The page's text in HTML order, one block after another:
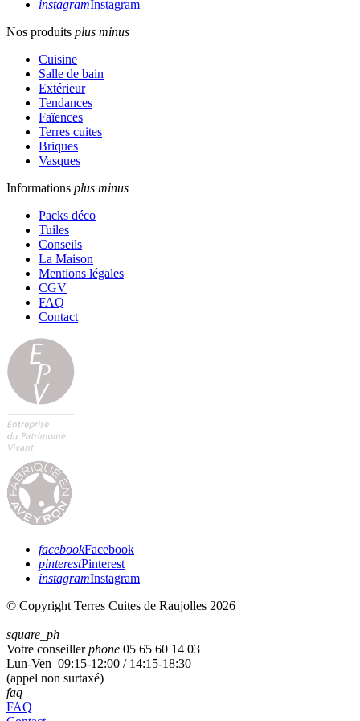
instagramInstagram
Nos produits plus minus
Cuisine
Salle de bain
Extérieur
Tendances
Faïences
Terres cuites
Briques
Vasques
Informations plus minus
Packs déco
Tuiles
Conseils
La Maison
Mentions légales
CGV
FAQ
Contact
facebookFacebook
pinterestPinterest
instagramInstagram
© Copyright Terres Cuites de Raujolles 2026
square_ph
Votre conseillerphone 05 65 60 14 03
Lun-Ven 09:15-12:00 / 14:15-18:30
(appel non surtaxé)
faq
FAQ